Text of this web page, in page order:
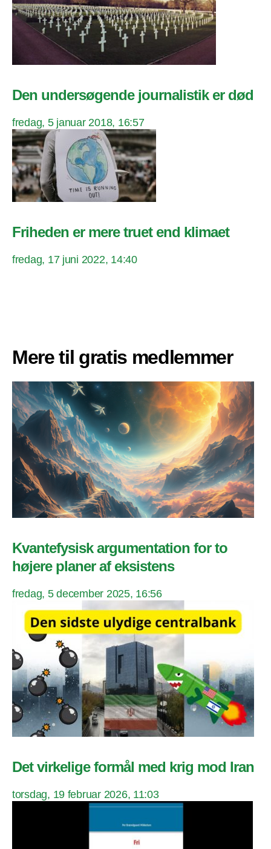
Den undersøgende journalistik er død
fredag, 5 januar 2018, 16:57
Friheden er mere truet end klimaet
fredag, 17 juni 2022, 14:40
Mere til gratis medlemmer
Kvantefysisk argumentation for to
højere planer af eksistens
fredag, 5 december 2025, 16:56
Det virkelige formål med krig mod Iran
torsdag, 19 februar 2026, 11:03